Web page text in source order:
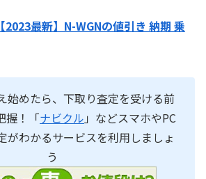
【2023最新】N-WGNの値引き 納期 乗
始めたら、下取り査定を受ける前
握！「ナビクル 」などスマホやPC
がわかるサービスを利用しましょ
う